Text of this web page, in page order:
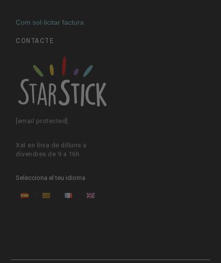
Com sol·licitar factura
CONTACTE
[email protected]
Xat en línia de dilluns a
divendres de 9 a 16h
Selecciona el teu idioma
ES CA FR